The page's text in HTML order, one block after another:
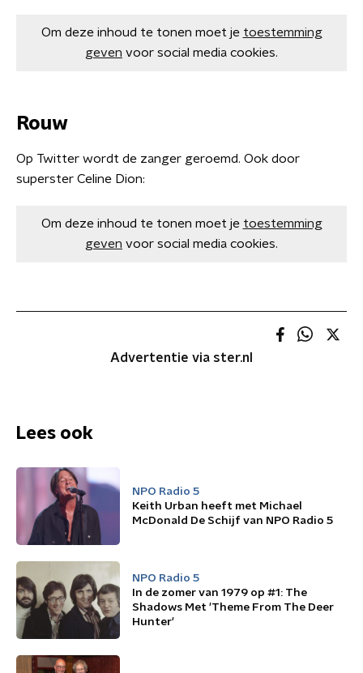
Om deze inhoud te tonen moet je toestemming
geven voor social media cookies.
Rouw
Op Twitter wordt de zanger geroemd. Ook door
superster Celine Dion:
Om deze inhoud te tonen moet je toestemming
geven voor social media cookies.
Advertentie via ster.nl
Lees ook
NPO Radio 5
Keith Urban heeft met Michael
McDonald De Schijf van NPO Radio 5
NPO Radio 5
In de zomer van 1979 op #1: The
Shadows Met 'Theme From The Deer
Hunter'